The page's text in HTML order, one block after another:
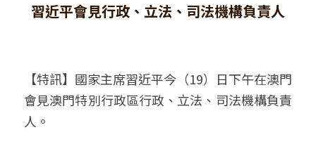
習近平會見行政、立法、司法機構負責人
【特訊】國家主席習近平今（19）日下午在澳門
會見澳門特別行政區行政、立法、司法機構負責
人。